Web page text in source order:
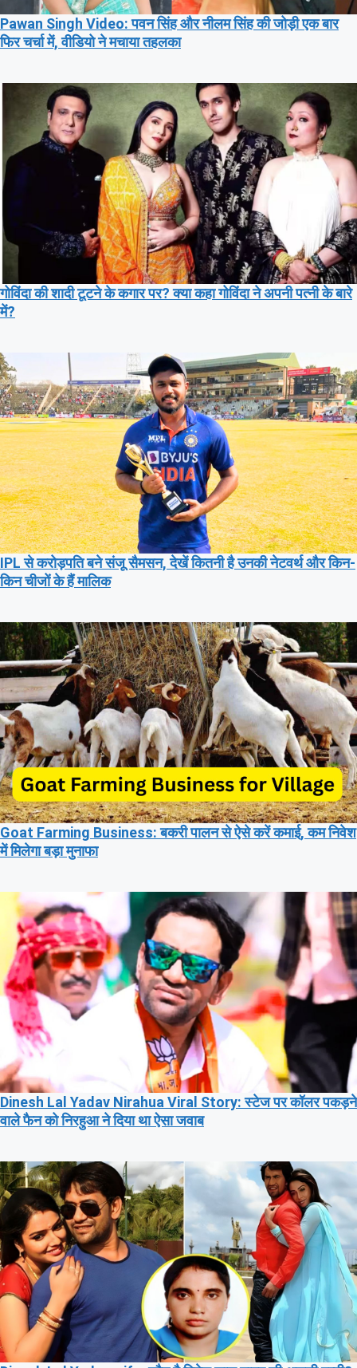
Pawan Singh Video: पवन सिंह और नीलम सिंह की जोड़ी एक बार
फिर चर्चा में, वीडियो ने मचाया तहलका
गोविंदा की शादी टूटने के कगार पर? क्या कहा गोविंदा ने अपनी पत्नी के बारे
में?
IPL से करोड़पति बने संजू सैमसन, देखें कितनी है उनकी नेटवर्थ और किन-
किन चीजों के हैं मालिक
Goat Farming Business: बकरी पालन से ऐसे करें कमाई, कम निवेश
में मिलेगा बड़ा मुनाफा
Dinesh Lal Yadav Nirahua Viral Story: स्टेज पर कॉलर पकड़ने
वाले फैन को निरहुआ ने दिया था ऐसा जवाब